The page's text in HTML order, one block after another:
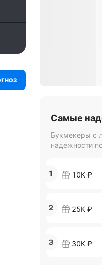
Самые
Букмекеры с
надежности
1 10К ₽
2 25К ₽
3 30К ₽